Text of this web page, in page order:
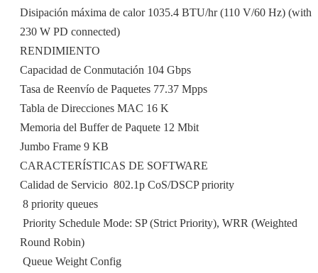
Disipación máxima de calor 1035.4 BTU/hr (110 V/60 Hz) (with
230 W PD connected)
RENDIMIENTO
Capacidad de Conmutación 104 Gbps
Tasa de Reenvío de Paquetes 77.37 Mpps
Tabla de Direcciones MAC 16 K
Memoria del Buffer de Paquete 12 Mbit
Jumbo Frame 9 KB
CARACTERÍSTICAS DE SOFTWARE
Calidad de Servicio  802.1p CoS/DSCP priority
 8 priority queues
 Priority Schedule Mode: SP (Strict Priority), WRR (Weighted
Round Robin)
 Queue Weight Config